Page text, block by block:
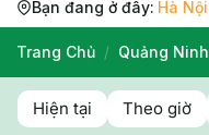
Bạn đang ở đây: Hà Nội
Trang Chủ / Quảng Ninh
Hiện tại Theo giờ